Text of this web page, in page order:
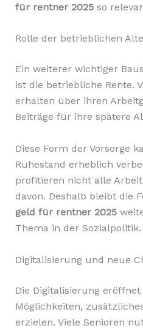
für rentner 2025so
Rolle der betrieblichen
Ein weiterer wichtiger
ist die betriebliche Rente.
erhalten über ihren
Beiträge für ihre spätere
Diese Form der Vorsorge
Ruhestand erheblich
profitieren nicht alle
davon. Deshalb bleibt die
geld für rentner 2025
Thema in der Sozialpolitik.
Digitalisierung und neue
Die Digitalisierung
Möglichkeiten,
erzielen. Viele Senioren